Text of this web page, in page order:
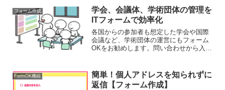
を、今すぐ手軽に作成！お問い合わせフ
ォームに、画像その他...
フォーム作成
学会、会議体、学術団体の管理を
ITフォームで効率化
各国からの参加者も想定した学会や国際
会議など、学術団体の運営にもフォーム
OKをお勧めします。問い合わせから入
ム作成をご提案します。フォームOKの豊
富な機能で、管理者も参加者もペーパー
レスで効率的な事務運営を実現しましょ
FormOK機能
簡単！個人アドレスを知られずに
返信【フォーム作成】